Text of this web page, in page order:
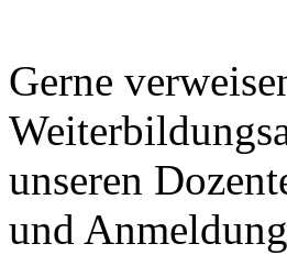
Gerne
unseren
und